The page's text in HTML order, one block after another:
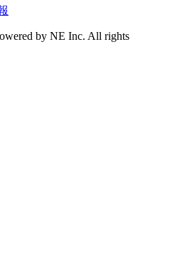
by NE Inc. All rights